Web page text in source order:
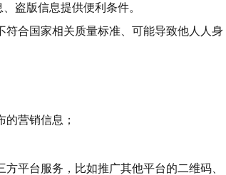
盗版信息提供便利条件。
合国家相关质量标准、可能导致他人人身
的营销信息；
平台服务，比如推广其他平台的二维码、